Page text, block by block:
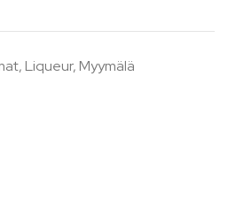
,Liqueur,Myymälä